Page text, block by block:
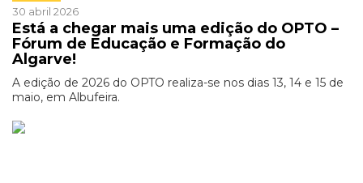
30 abril 2026
Está a chegar mais uma edição do OPTO –
Fórum de Educação e Formação do
Algarve!
A edição de 2026 do OPTO realiza-se nos dias 13, 14 e 15 de
maio, em Albufeira.